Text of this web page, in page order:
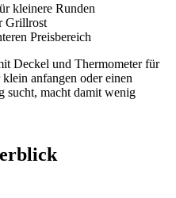
kleinere Runden
Grillrost
Preisbereich
Deckel und Thermometer für
anfangen oder einen
macht damit wenig